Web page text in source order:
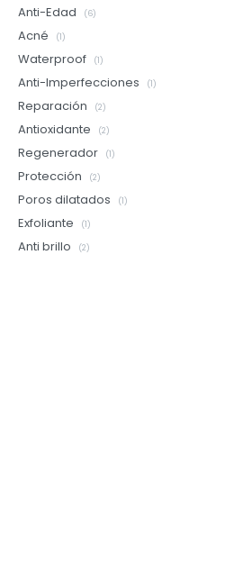
Anti-Edad (6)
Acné (1)
Waterproof (1)
Anti-Imperfecciones (1)
Reparación (2)
Antioxidante (2)
Regenerador (1)
Protección (2)
Poros dilatados (1)
Exfoliante (1)
Anti brillo (2)